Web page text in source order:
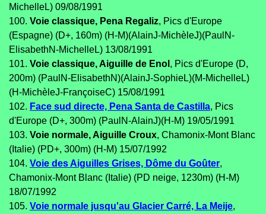
MichelleL) 09/08/1991
100. Voie classique, Pena Regaliz, Pics d'Europe
(Espagne) (D+, 160m) (H-M)(AlainJ-MichèleJ)(PaulN-
ElisabethN-MichelleL) 13/08/1991
101. Voie classique, Aiguille de Enol , Pics d'Europe (D,
200m) (PaulN-ElisabethN)(AlainJ-SophieL)(M-MichelleL)
(H-MichèleJ-FrançoiseC) 15/08/1991
102. Face sud directe, Pena Santa de Castilla, Pics
d'Europe (D+, 300m) (PaulN-AlainJ)(H-M) 19/05/1991
103. Voie normale, Aiguille Croux, Chamonix-Mont Blanc
(Italie) (PD+, 300m) (H-M) 15/07/1992
104. Voie des Aiguilles Grises, Dôme du Goûter,
Chamonix-Mont Blanc (Italie) (PD neige, 1230m) (H-M)
18/07/1992
105. Voie normale jusqu'au Glacier Carré, La Meije,